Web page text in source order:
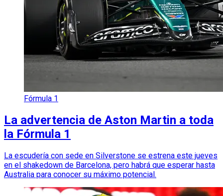
Fórmula 1
La advertencia de Aston Martin a toda
la Fórmula 1
La escudería con sede en Silverstone se estrena este jueves
en el shakedown de Barcelona, pero habrá que esperar hasta
Australia para conocer su máximo potencial.